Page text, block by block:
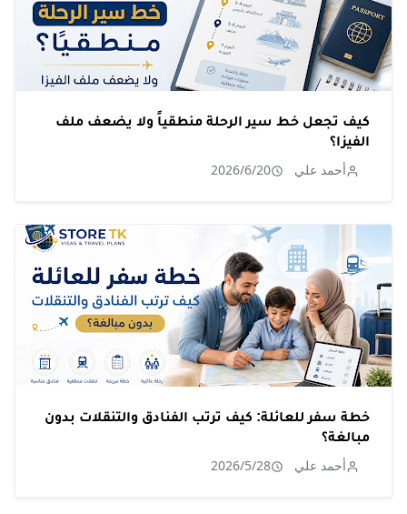
كيف تجعل خط سير الرحلة منطقياً ولا يضعف ملف
الفيزا؟
أحمد علي 2026/6/20
خطة سفر للعائلة: كيف ترتب الفنادق والتنقلات بدون
مبالغة؟
أحمد علي 2026/5/28